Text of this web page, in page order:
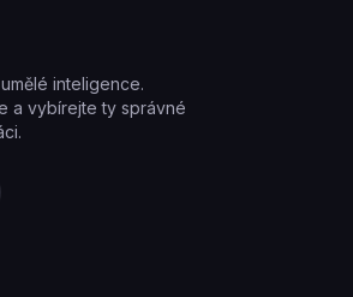
inteligence.
a vybírejte ty správné